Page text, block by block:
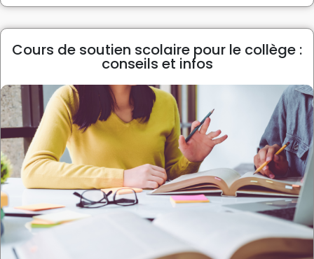
Cours de soutien scolaire pour le collège :
conseils et infos